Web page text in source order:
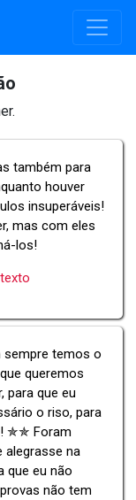
também para
houver
insuperáveis!
mas com eles
los!
sempre temos o
queremos
que eu
o riso, para
✯✯ Foram
alegrasse na
que eu não
não tem